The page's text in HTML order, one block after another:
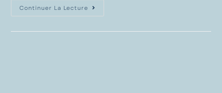
Continuer La Lecture